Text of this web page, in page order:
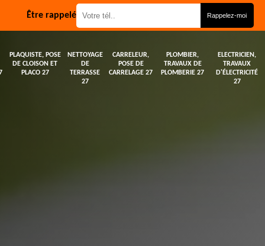
Être rappelé
PLAQUISTE, POSE
DE CLOISON ET
PLACO 27
NETTOYAGE
DE
TERRASSE
27
CARRELEUR,
POSE DE
CARRELAGE 27
PLOMBIER,
TRAVAUX DE
PLOMBERIE 27
ELECTRICIEN,
TRAVAUX
D'ÉLECTRICITÉ
27